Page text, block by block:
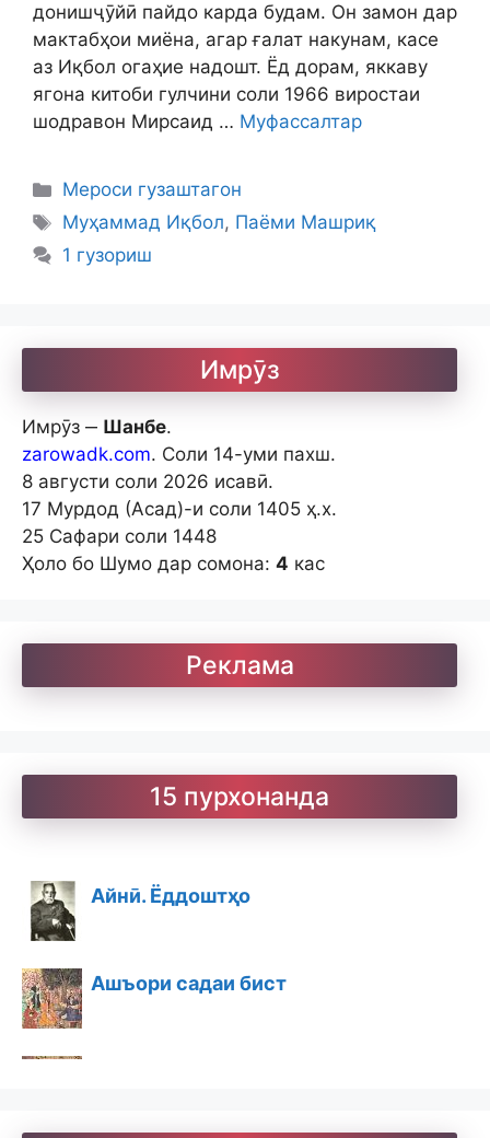
донишҷӯйӣ пайдо карда будам. Он замон дар
мактабҳои миёна, агар ғалат накунам, касе
аз Иқбол огаҳие надошт. Ёд дорам, яккаву
ягона китоби гулчини соли 1966 виростаи
шодравон Мирсаид … Муфассалтар
Categories
Мероси гузаштагон
Tags
Муҳаммад Иқбол, Паёми Машриқ
1 гузориш
Имрӯз
Имрӯз ‒ Шанбе.
zarowadk.com. Соли 14-уми пахш.
8 августи соли 2026 исавӣ.
17 Мурдод (Асад)-и соли 1405 ҳ.х.
25 Сафари соли 1448
Ҳоло бо Шумо дар сомона: 4 кас
Реклама
15 пурхонанда
Айнӣ. Ёддоштҳо
Ашъори садаи бист